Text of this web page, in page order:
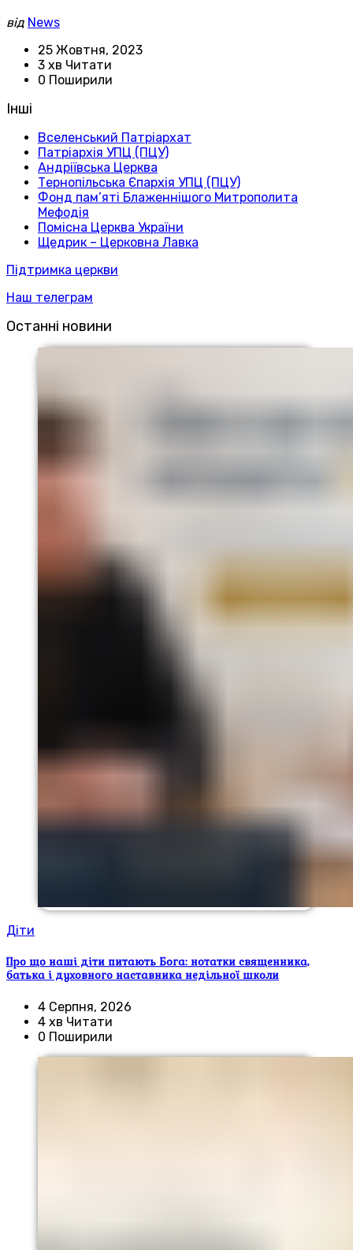
від News
25 Жовтня, 2023
3 хв Читати
0 Поширили
Інші
Вселенський Патріархат
Патріархія УПЦ (ПЦУ)
Андріївська Церква
Тернопільська Єпархія УПЦ (ПЦУ)
Фонд пам’яті Блаженнішого Митрополита
Мефодія
Помісна Церква України
Щедрик – Церковна Лавка
Підтримка церкви
Наш телеграм
Останні новини
Діти
Про що наші діти питають Бога: нотатки священника,
батька і духовного наставника недільної школи
4 Серпня, 2026
4 хв Читати
0 Поширили